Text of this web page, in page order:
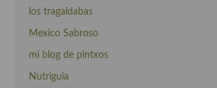
los tragaldabas
Mexico Sabroso
mi blog de pintxos
Nutriguia